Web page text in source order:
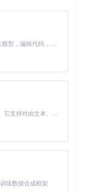
卸载
，应用会优先推送这
Claude Code 的开源替代方案。连接任意大模型，编辑代码，运行命令，自动验证 — 全自动执行。用 Rust 构建，极致性能。 ｜ An open-source alternative to Claude Code. Connect any LLM, edit code, run commands, and verify changes — autonomously. Built in Rust for speed. Get Started
MiniMax H3 是一个通用的全模态生成系统。它支持对由文本、图像、视频和音频组成的多模态上下文进行统一理解，并能生成分辨率高达 2K、时长可达 15 秒的带原生立体声音频的视频。得益于面向任务泛化的系统设计，H3 在预训练阶段就已具备广泛的多模态上下文理解与生成能力，能够出色地执行复杂的多模态指令。
练数据合成框架